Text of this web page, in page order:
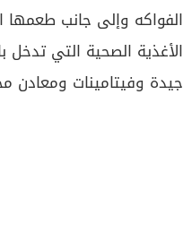
الفواكه وإلى جانب
الأغذية الصحية التي تدخل
جيدة وفيتامينات ومعادن